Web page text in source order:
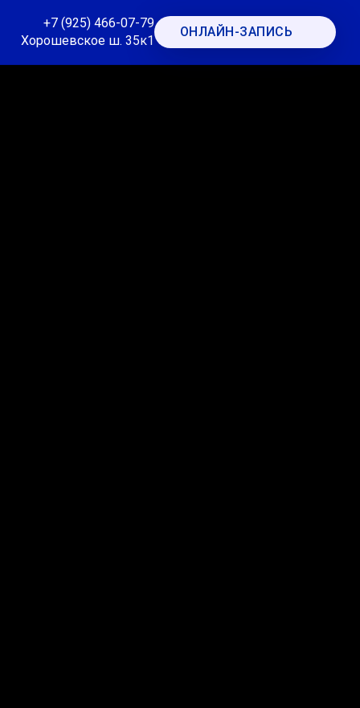
+7 (925) 466-07-79
Хорошевское ш. 35к1
ОНЛАЙН-ЗАПИСЬ